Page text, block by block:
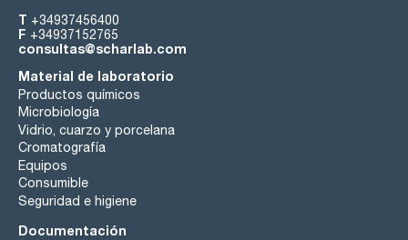
T +34937456400
F +34937152765
consultas@scharlab.com
Material de laboratorio
Productos químicos
Microbiología
Vidrio, cuarzo y porcelana
Cromatografía
Equipos
Consumible
Seguridad e higiene
Documentación